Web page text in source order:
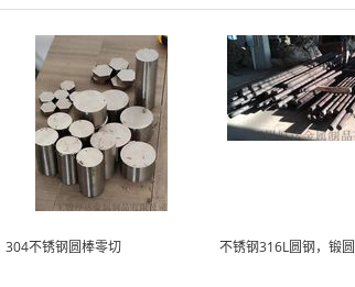
304不锈钢圆棒零切 不锈钢316L圆钢，锻圆